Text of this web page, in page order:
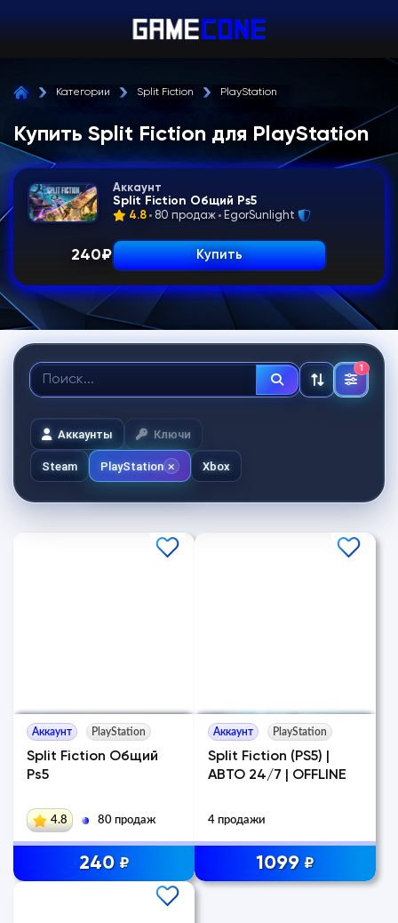
Категории Split Fiction PlayStation
Купить Split Fiction для PlayStation
Аккаунт
Split Fiction Общий Ps5
4.8 80 продаж EgorSunlight
240₽ Купить
1
Аккаунты Ключи
Steam PlayStation Xbox
Аккаунт PlayStation
Split Fiction Общий
Ps5
4.8 80 продаж
240 ₽
Аккаунт PlayStation
Split Fiction (PS5) |
АВТО 24/7 | OFFLINE
4 продажи
1099 ₽